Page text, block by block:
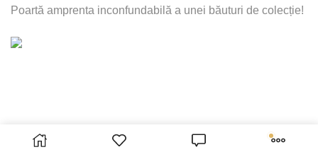
Poartă amprenta inconfundabilă a unei băuturi de colecție!